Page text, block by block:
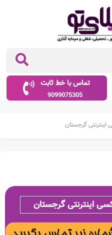
تماس با خط ثابت
9099075305
اینترنتی گرجستان
اینترنتی گرجستان